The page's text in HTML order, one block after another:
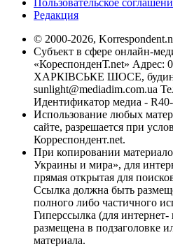
Редакция
© 2000-2026,
Субъект в сфере онлайн-
«КореспонденТ.net» Адрес:
ХАРКІВСЬКЕ ШОСЕ,
sunlight@mediadim.com.ua
Идентификатор медиа -
Использование любых
сайте, разрешается при
Корреспондент.net.
При копировании
Украины и мира», для
прямая открытая для
Ссылка должна быть
полного либо частичного
Гиперссылка (для
размещена в подзаголовке
материала.